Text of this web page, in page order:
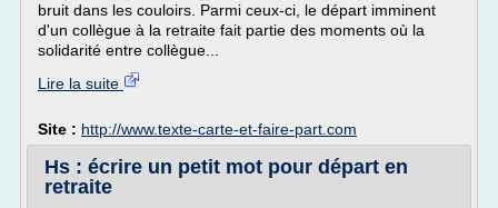
bruit dans les couloirs. Parmi ceux-ci, le départ imminent
d'un collègue à la retraite fait partie des moments où la
solidarité entre collègue...
Lire la suite
Site : http://www.texte-carte-et-faire-part.com
Hs : écrire un petit mot pour départ en
retraite